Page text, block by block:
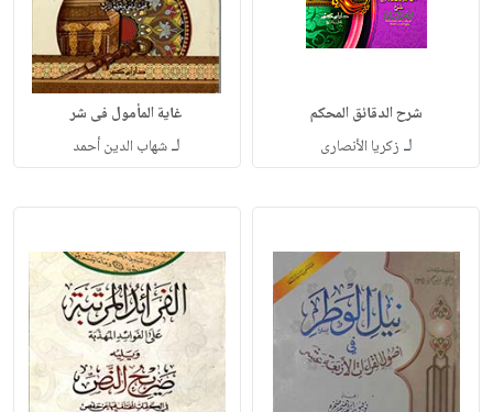
شرح الدقائق المحكم
لـ زكريا الأنصارى
غاية المأمول فى شر
لـشهاب الدين أحمد